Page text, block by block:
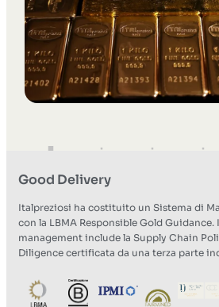
Good Delivery
Italpreziosi ha costituito un Sistema di
con la LBMA Responsible Gold Guidance.
management include la Supply Chain
Diligence certificata da una terza parte